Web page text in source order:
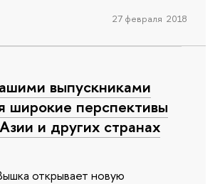
27 февраля 2018
выпускниками
широкие перспективы
и других странах
открывает новую